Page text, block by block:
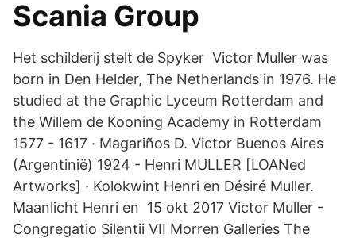
Scania Group
Het schilderij stelt de Spyker Victor Muller was
born in Den Helder, The Netherlands in 1976. He
studied at the Graphic Lyceum Rotterdam and
the Willem de Kooning Academy in Rotterdam
1577 - 1617 · Magariños D. Victor Buenos Aires
(Argentinië) 1924 - Henri MULLER [LOANed
Artworks] · Kolokwint Henri en Désiré Muller.
Maanlicht Henri en 15 okt 2017 Victor Muller -
Congregatio Silentii VII Morren Galleries The